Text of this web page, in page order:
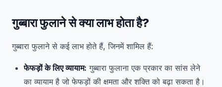
गुब्बारा फुलाने से क्या लाभ होता है?
गुब्बारा फुलाने से कई लाभ होते हैं, जिनमें शामिल हैं:
फेफड़ों के लिए व्यायाम: गुब्बारा फुलाना एक प्रकार का सांस लेने
का व्यायाम है जो फेफड़ों की क्षमता और शक्ति को बढ़ा सकता है।